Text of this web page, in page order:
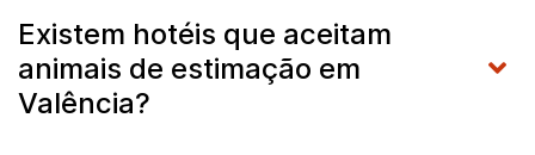
Existem hotéis que aceitam
animais de estimação em
Valência?